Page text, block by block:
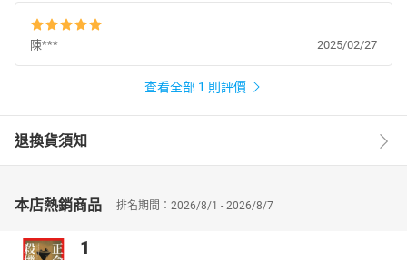
學習一款新的軟體，最令人擔憂的往往是閱讀英文文件所需大量耗
費的時間。
全亞洲第一本 CDK 中文書，用中文帶你快速上手、學習撰寫 AWS
CDK。
從使用 AWS CDK 指令開始，以新手角度出發，透過 Code Review 的
形式，帶你理解每一行 Code 代表的意義，一步一步帶領你走入學習
本書內容囊括多種因應工作場景可能須開發的主題，讀者可將本書
☛自動化部署 LAMP（Linux、Apache、MariaDB、PHP）叢集
陳*** 2025/02/27
查看全部 1 則評價
退換貨須知
本店熱銷商品 排名期間：2026/8/1 - 2026/8/7
1